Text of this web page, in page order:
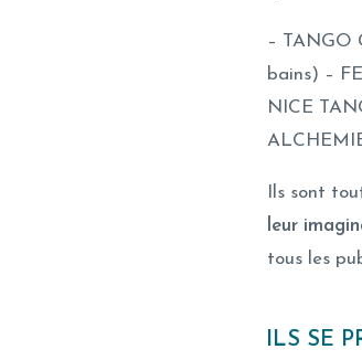
– TANGO
bains) –
NICE
Ils sont
leur
tous les
ILS SE